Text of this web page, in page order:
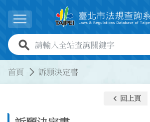
展開選單
全站查詢關鍵字欄位
首頁 訴願決定書
keyboard_arrow_left 回上頁